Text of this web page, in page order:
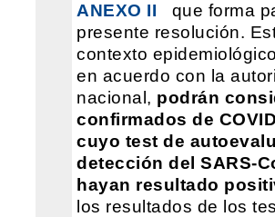
ANEXO II
que forma
presente resolución.
contexto
en acuerdo con la
nacional, podrán
confirmados de
cuyo test de
detección del SARS-
hayan resultado
los resultados de los